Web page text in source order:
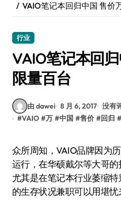
VAIO笔记本回归中国 售价
行业
VAIO笔记本回
限量百台
由 dawei 8 月 6, 2017 没有
#VAIO #万 #中国 #售价 #回归
众所周知，VAIO品牌因为历史原因脱离了索尼独立
运行，在华硕戴尔等大哥的
尤其是在笔记本行业萎缩
的生存状况兼职可以用堪忧